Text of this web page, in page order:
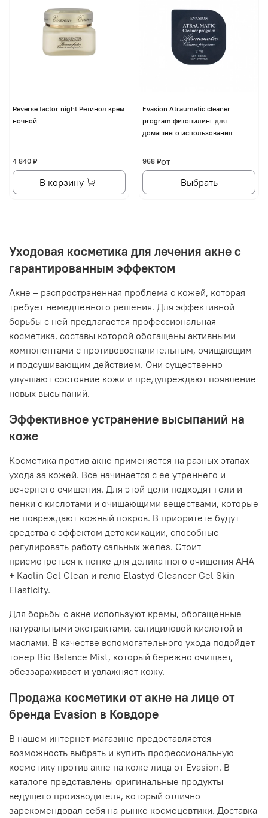
Reverse factor night Ретинол крем
ночной
4 840 ₽
В корзину
Evasion Atraumatic cleaner
program фитопилинг для
домашнего использования
от
968 ₽
Выбрать
Уходовая косметика для лечения акне с
гарантированным эффектом
Акне – распространенная проблема с кожей, которая
требует немедленного решения. Для эффективной
борьбы с ней предлагается профессиональная
косметика, составы которой обогащены активными
компонентами с противовоспалительным, очищающим
и подсушивающим действием. Они существенно
улучшают состояние кожи и предупреждают появление
новых высыпаний.
Эффективное устранение высыпаний на
коже
Косметика против акне применяется на разных этапах
ухода за кожей. Все начинается с ее утреннего и
вечернего очищения. Для этой цели подходят гели и
пенки с кислотами и очищающими веществами, которые
не повреждают кожный покров. В приоритете будут
средства с эффектом детоксикации, способные
регулировать работу сальных желез. Стоит
присмотреться к пенке для деликатного очищения AHA
+ Kaolin Gel Clean и гелю Elastyd Cleancer Gel Skin
Elasticity.
Для борьбы с акне используют кремы, обогащенные
натуральными экстрактами, салициловой кислотой и
маслами. В качестве вспомогательного ухода подойдет
тонер Bio Balance Mist, который бережно очищает,
обеззараживает и увлажняет кожу.
Продажа косметики от акне на лице от
бренда Evasion в Ковдоре
В нашем интернет-магазине предоставляется
возможность выбрать и купить профессиональную
косметику против акне на коже лица от Evasion. В
каталоге представлены оригинальные продукты
ведущего производителя, который отлично
зарекомендовал себя на рынке космецевтики. Доставка